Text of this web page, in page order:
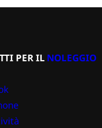
PER ILNOLEGGIO